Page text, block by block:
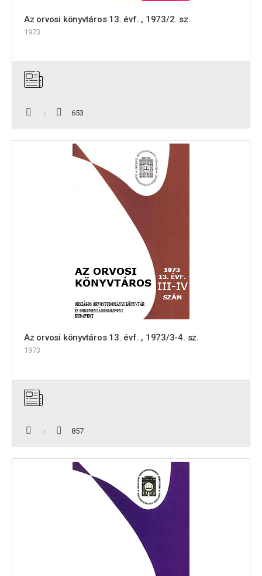
Az orvosi könyvtáros 13. évf. , 1973/2. sz.
1973
653
Az orvosi könyvtáros 13. évf. , 1973/3-4. sz.
1973
857